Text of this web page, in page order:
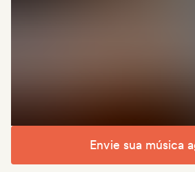
Envie sua música